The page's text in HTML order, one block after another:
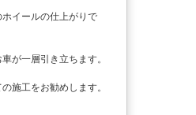
イールの仕上がりで
が一層引き立ちます。
施工をお勧めします。